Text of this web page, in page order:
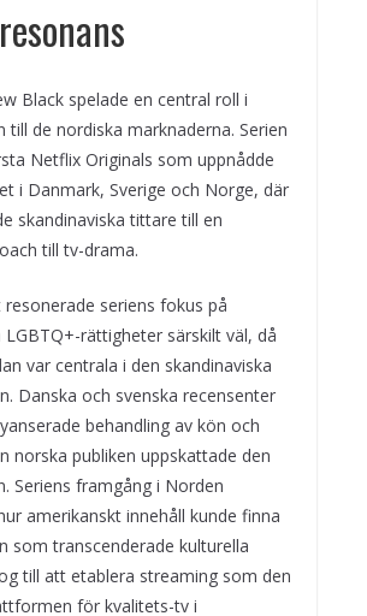
Black spelade en central roll i
till de nordiska marknaderna. Serien
Netflix Originals som uppnådde
i Danmark, Sverige och Norge, där
skandinaviska tittare till en
till tv-drama.
seriens fokus på
rättigheter särskilt väl, då
var centrala i den skandinaviska
Danska och svenska recensenter
behandling av kön och
norska publiken uppskattade den
Seriens framgång i Norden
amerikanskt innehåll kunde finna
som transcenderade kulturella
till att etablera streaming som den
för kvalitets-tv i